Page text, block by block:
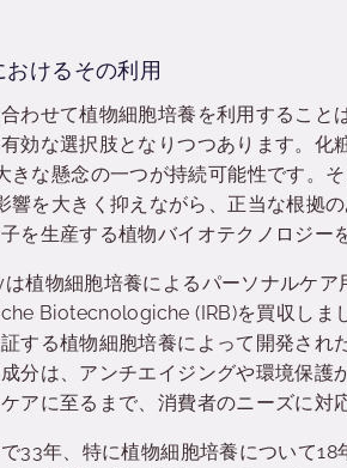
けるその利用
わせて植物細胞培養を利用すること
効な選択肢となりつつあります。化
な懸念の一つが持続可能性です。
を大きく抑えながら、正当な根拠
を生産する植物バイオテクノロジー
植物細胞培養によるパーソナルケア
Biotecnologiche (IRB)を買収しま
する植物細胞培養によって開発され
分は、アンチエイジングや環境保護
アに至るまで、消費者のニーズに対
33年、特に植物細胞培養について18